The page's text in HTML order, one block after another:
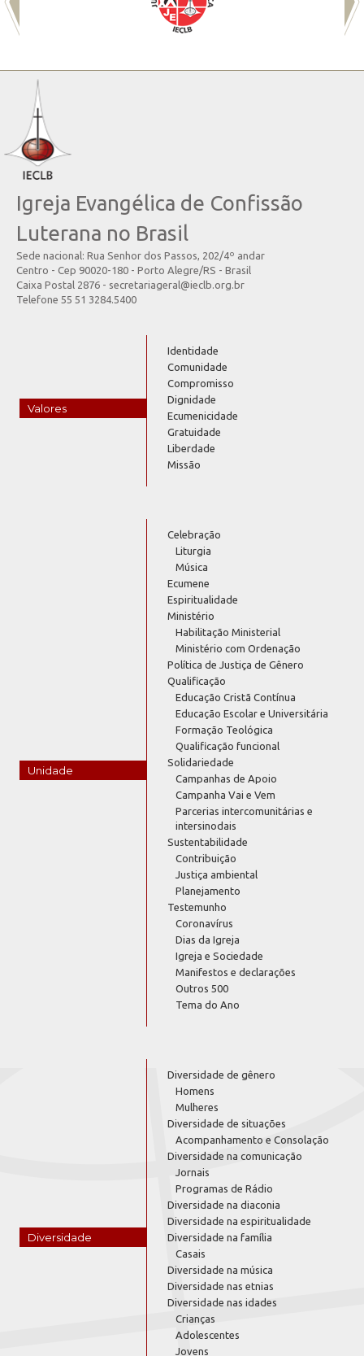
Igreja Evangélica de Confissão
Luterana no Brasil
Sede nacional: Rua Senhor dos Passos, 202/4º andar
Centro - Cep 90020-180 - Porto Alegre/RS - Brasil
Caixa Postal 2876 - secretariageral@ieclb.org.br
Telefone 55 51 3284.5400
Valores
Identidade
Comunidade
Compromisso
Dignidade
Ecumenicidade
Gratuidade
Liberdade
Missão
Unidade
Celebração
Liturgia
Música
Ecumene
Espiritualidade
Ministério
Habilitação Ministerial
Ministério com Ordenação
Política de Justiça de Gênero
Qualificação
Educação Cristã Contínua
Educação Escolar e Universitária
Formação Teológica
Qualificação funcional
Solidariedade
Campanhas de Apoio
Campanha Vai e Vem
Parcerias intercomunitárias e
intersinodais
Sustentabilidade
Contribuição
Justiça ambiental
Planejamento
Testemunho
Coronavírus
Dias da Igreja
Igreja e Sociedade
Manifestos e declarações
Outros 500
Tema do Ano
Diversidade
Diversidade de gênero
Homens
Mulheres
Diversidade de situações
Acompanhamento e Consolação
Diversidade na comunicação
Jornais
Programas de Rádio
Diversidade na diaconia
Diversidade na espiritualidade
Diversidade na família
Casais
Diversidade na música
Diversidade nas etnias
Diversidade nas idades
Crianças
Adolescentes
Jovens